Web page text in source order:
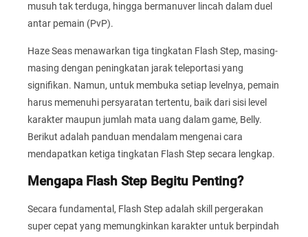
musuh tak terduga, hingga bermanuver lincah dalam duel
antar pemain (PvP).
Haze Seas menawarkan tiga tingkatan Flash Step, masing-
masing dengan peningkatan jarak teleportasi yang
signifikan. Namun, untuk membuka setiap levelnya, pemain
harus memenuhi persyaratan tertentu, baik dari sisi level
karakter maupun jumlah mata uang dalam game, Belly.
Berikut adalah panduan mendalam mengenai cara
mendapatkan ketiga tingkatan Flash Step secara lengkap.
Mengapa Flash Step Begitu Penting?
Secara fundamental, Flash Step adalah skill pergerakan
super cepat yang memungkinkan karakter untuk berpindah